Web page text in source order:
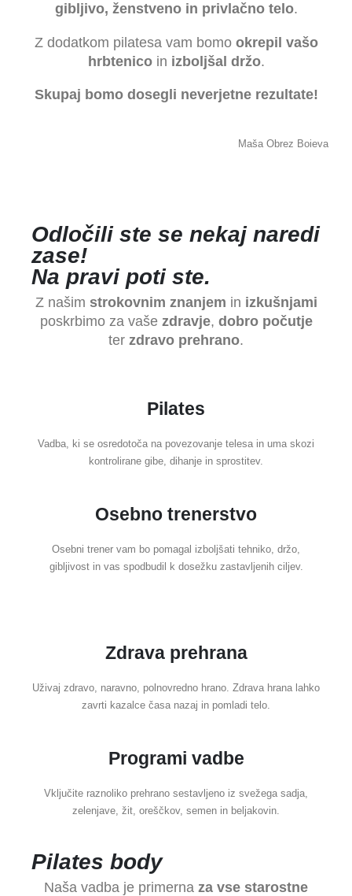
gibljivo, ženstveno in privlačno telo.
Z dodatkom pilatesa vam bomo okrepil vašo
hrbtenicoin izboljšal držo.
Skupaj bomo dosegli neverjetne rezultate!
Maša Obrez Boieva
Odločili ste se nekaj naredi
zase!
Na pravi poti ste.
Z našim strokovnim znanjem in izkušnjami
poskrbimo za vaše zdravje, dobro počutje
ter zdravo prehrano.
Pilates
Vadba, ki se osredotoča na povezovanje telesa in uma skozi
kontrolirane gibe, dihanje in sprostitev.
Osebno trenerstvo
Osebni trener vam bo pomagal izboljšati tehniko, držo,
gibljivost in vas spodbudil k dosežku zastavljenih ciljev.
Zdrava prehrana
Uživaj zdravo, naravno, polnovredno hrano. Zdrava hrana lahko
zavrti kazalce časa nazaj in pomladi telo.
Programi vadbe
Vključite raznoliko prehrano sestavljeno iz svežega sadja,
zelenjave, žit, oreščkov, semen in beljakovin.
Pilates body
Naša vadba je primerna za vse starostne